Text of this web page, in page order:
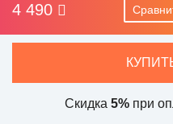
4 490
Скидка 5%при